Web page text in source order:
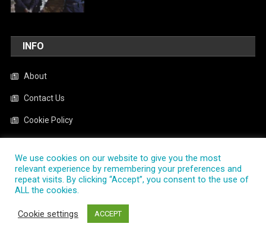
INFO
About
Contact Us
Cookie Policy
Privacy Policy
PlayTV.com.gr|Theme: News Portal by
We use cookies on our website to give you the most
relevant experience by remembering your preferences and
repeat visits. By clicking “Accept”, you consent to the use of
ALL the cookies.
Cookie settings ACCEPT